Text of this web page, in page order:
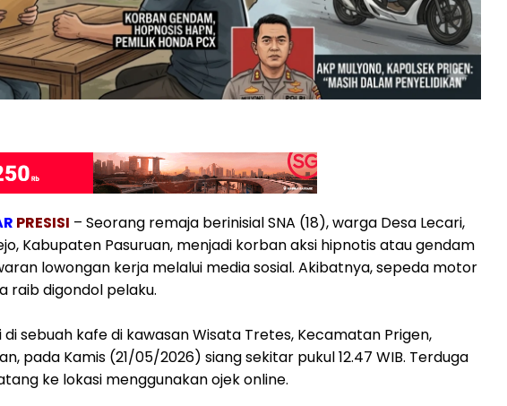
PRESISI – Seorang remaja berinisial SNA (18), warga Desa Lecari,
Kabupaten Pasuruan, menjadi korban aksi hipnotis atau gendam
lowongan kerja melalui media sosial. Akibatnya, sepeda motor
raib digondol pelaku.
sebuah kafe di kawasan Wisata Tretes, Kecamatan Prigen,
pada Kamis (21/05/2026) siang sekitar pukul 12.47 WIB. Terduga
ke lokasi menggunakan ojek online.